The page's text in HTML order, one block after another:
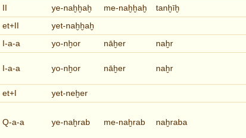
II ye-naḫḫaḫ me-naḫḫaḫ tanḫīḫ
et+II yet-naḫḫaḫ
I-a-a yo-nḫor nāḫer naḫr
I-a-a yo-nḫor nāḫer naḫr
et+I yet-neḫer
Q-a-a ye-naḫrab me-naḫrab naḫraba